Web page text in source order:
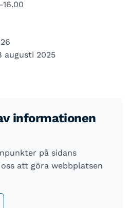
augusti 2025
informationen
på sidans
att göra webbplatsen